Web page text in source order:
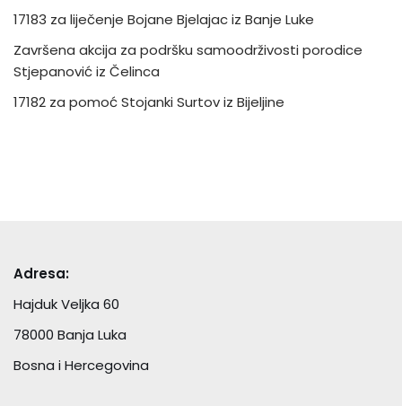
17183 za liječenje Bojane Bjelajac iz Banje Luke
Završena akcija za podršku samoodrživosti porodice
Stjepanović iz Čelinca
17182 za pomoć Stojanki Surtov iz Bijeljine
Adresa:
Hajduk Veljka 60
78000 Banja Luka
Bosna i Hercegovina